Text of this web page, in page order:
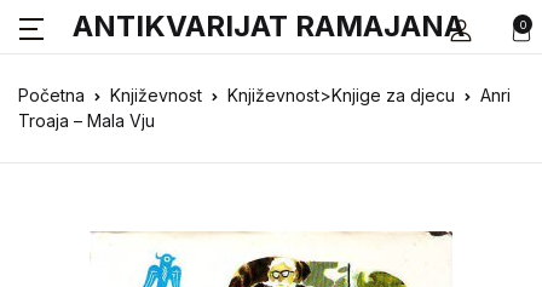
0
ANTIKVARIJAT RAMAJANA
Početna Književnost Književnost>Knjige za djecu
Anri
Troaja – Mala Vju